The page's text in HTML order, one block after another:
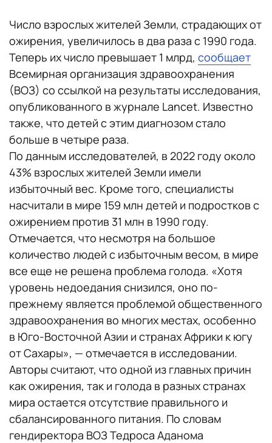
Число взрослых жителей Земли, страдающих от
ожирения, увеличилось в два раза с 1990 года.
Теперь их число превышает 1 млрд, сообщает
Всемирная организация здравоохранения
(ВОЗ) со ссылкой на результаты исследования,
опубликованного в журнале Lancet. Известно
также, что детей с этим диагнозом стало
больше в четыре раза.
По данным исследователей, в 2022 году около
43% взрослых жителей Земли имели
избыточный вес. Кроме того, специалисты
насчитали в мире 159 млн детей и подростков с
ожирением против 31 млн в 1990 году.
Отмечается, что несмотря на большое
количество людей с избыточным весом, в мире
все еще не решена проблема голода. «Хотя
уровень недоедания снизился, оно по-
прежнему является проблемой общественного
здравоохранения во многих местах, особенно
в Юго-Восточной Азии и странах Африки к югу
от Сахары», — отмечается в исследовании.
Авторы считают, что одной из главных причин
как ожирения, так и голода в разных странах
мира остается отсутствие правильного и
сбалансированного питания. По словам
гендиректора ВОЗ Тедроса Аданома